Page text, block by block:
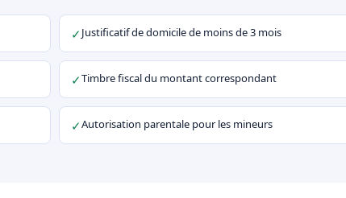
✓Justificatif de domicile de moins de 3 mois
✓Timbre fiscal du montant correspondant
✓Autorisation parentale pour les mineurs